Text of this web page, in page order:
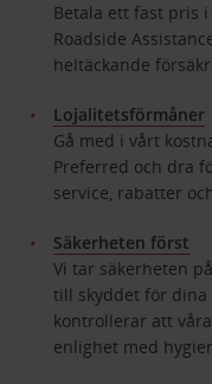
Betala ett fast pris
Roadside
heltäckande
Lojalitetsförmåner
Gå med i vårt
Preferred och dra
service, rabatter
Säkerheten först
Vi tar säkerheten
till skyddet för
kontrollerar att
enlighet med